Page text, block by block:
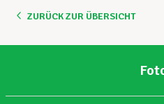
ZURÜCK ZUR ÜBERSICHT